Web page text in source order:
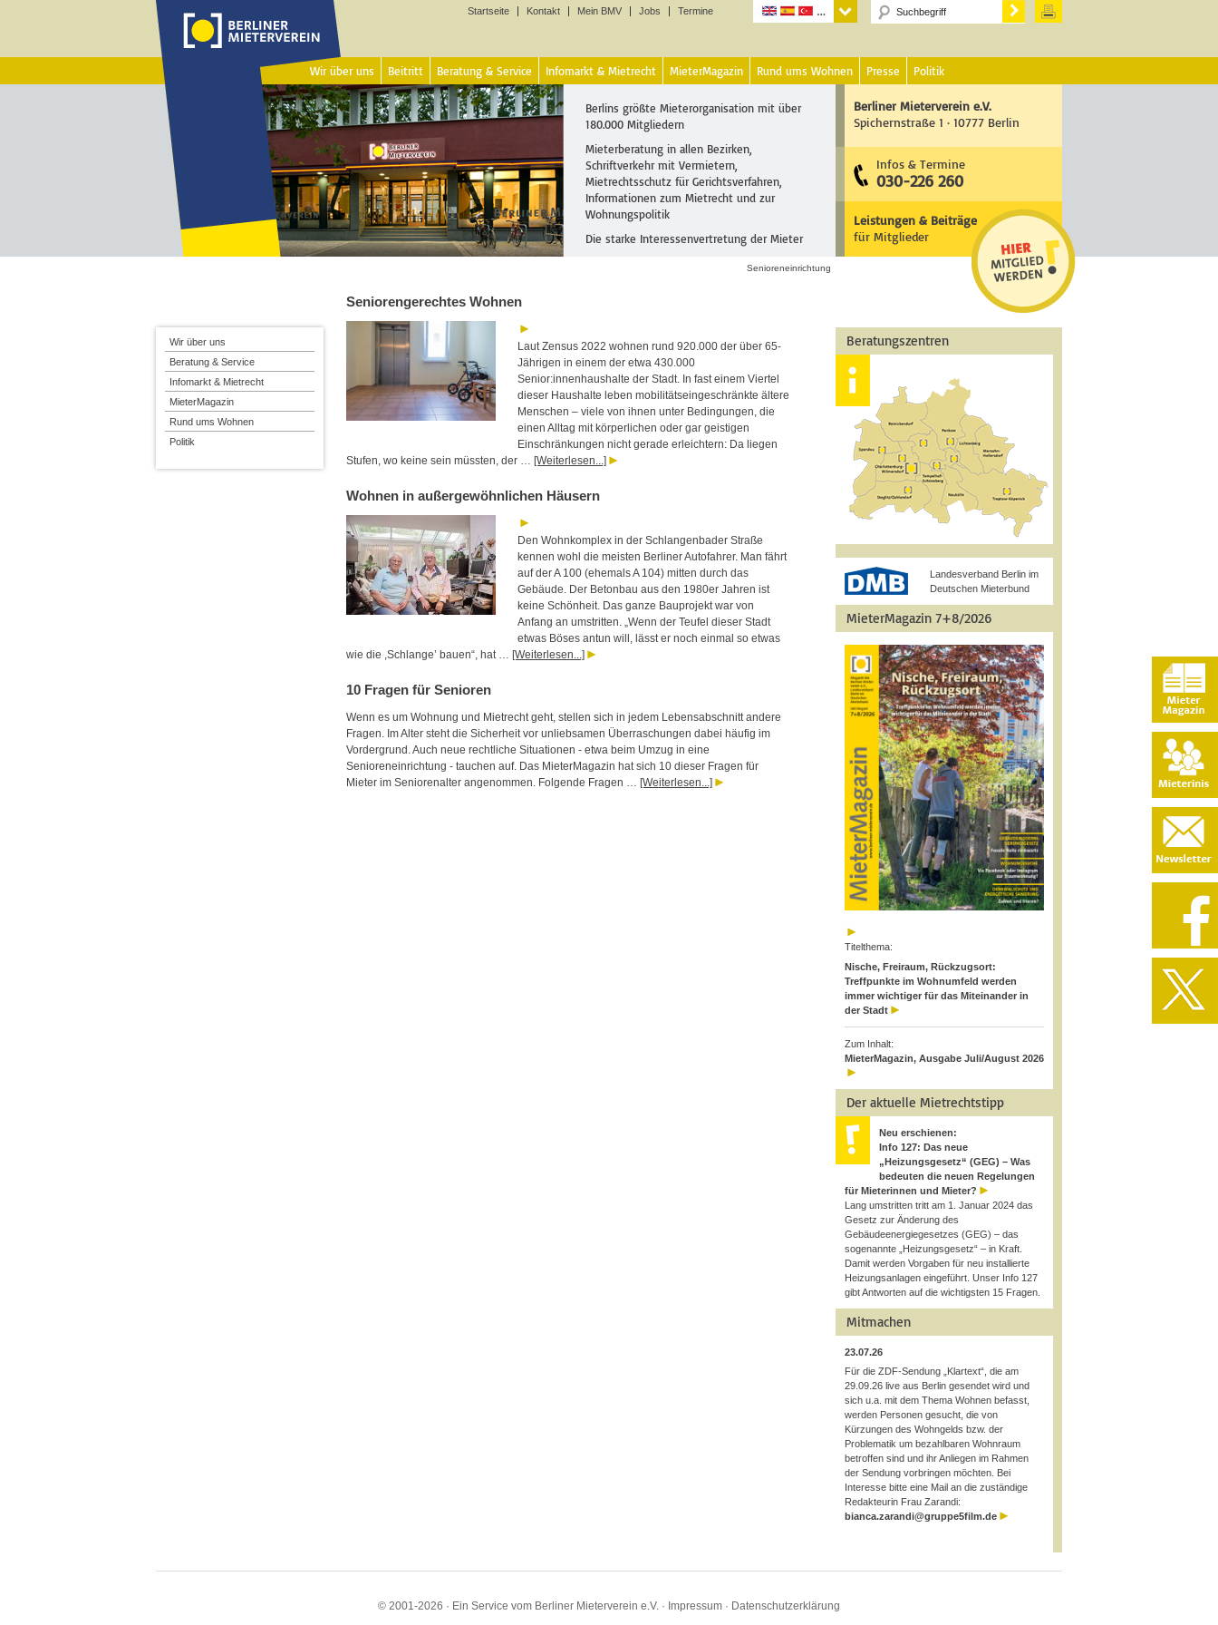
Startseite Kontakt Mein BMV Jobs Termine
Wir über uns Beitritt Beratung & Service Infomarkt & Mietrecht MieterMagazin Rund ums Wohnen Presse Politik
Berlins größte Mieterorganisation mit über
180.000 Mitgliedern
Mieterberatung in allen Bezirken,
Schriftverkehr mit Vermietern,
Mietrechtsschutz für Gerichtsverfahren,
Informationen zum Mietrecht und zur
Wohnungspolitik
Die starke Interessenvertretung der Mieter
Berliner Mieterverein e.V.
Spichernstraße 1 · 10777 Berlin
Infos & Termine
030-226 260
Leistungen & Beiträge
für Mitglieder
Senioreneinrichtung
Seniorengerechtes Wohnen
Laut Zensus 2022 wohnen rund 920.000 der über 65-
Jährigen in einem der etwa 430.000
Senior:innenhaushalte der Stadt. In fast einem Viertel
dieser Haushalte leben mobilitätseingeschränkte ältere
Menschen – viele von ihnen unter Bedingungen, die
einen Alltag mit körperlichen oder gar geistigen
Einschränkungen nicht gerade erleichtern: Da liegen
Stufen, wo keine sein müssten, der … [Weiterlesen...]
Wohnen in außergewöhnlichen Häusern
Den Wohnkomplex in der Schlangenbader Straße
kennen wohl die meisten Berliner Autofahrer. Man fährt
auf der A 100 (ehemals A 104) mitten durch das
Gebäude. Der Betonbau aus den 1980er Jahren ist
keine Schönheit. Das ganze Bauprojekt war von
Anfang an umstritten. „Wenn der Teufel dieser Stadt
etwas Böses antun will, lässt er noch einmal so etwas
wie die ,Schlange’ bauen“, hat … [Weiterlesen...]
10 Fragen für Senioren
Wenn es um Wohnung und Mietrecht geht, stellen sich in jedem Lebensabschnitt andere
Fragen. Im Alter steht die Sicherheit vor unliebsamen Überraschungen dabei häufig im
Vordergrund. Auch neue rechtliche Situationen - etwa beim Umzug in eine
Senioreneinrichtung - tauchen auf. Das MieterMagazin hat sich 10 dieser Fragen für
Mieter im Seniorenalter angenommen. Folgende Fragen … [Weiterlesen...]
Beratungszentren
Landesverband Berlin im
Deutschen Mieterbund
MieterMagazin 7+8/2026
Titelthema:
Nische, Freiraum, Rückzugsort:
Treffpunkte im Wohnumfeld werden
immer wichtiger für das Miteinander in
der Stadt
Zum Inhalt:
MieterMagazin, Ausgabe Juli/August 2026
Der aktuelle Mietrechtstipp
Neu erschienen:
Info 127: Das neue
„Heizungsgesetz“ (GEG) – Was
bedeuten die neuen Regelungen
für Mieterinnen und Mieter?
Lang umstritten tritt am 1. Januar 2024 das
Gesetz zur Änderung des
Gebäudeenergiegesetzes (GEG) – das
sogenannte „Heizungsgesetz“ – in Kraft.
Damit werden Vorgaben für neu installierte
Heizungsanlagen eingeführt. Unser Info 127
gibt Antworten auf die wichtigsten 15 Fragen.
Mitmachen
23.07.26
Für die ZDF-Sendung „Klartext“, die am
29.09.26 live aus Berlin gesendet wird und
sich u.a. mit dem Thema Wohnen befasst,
werden Personen gesucht, die von
Kürzungen des Wohngelds bzw. der
Problematik um bezahlbaren Wohnraum
betroffen sind und ihr Anliegen im Rahmen
der Sendung vorbringen möchten. Bei
Interesse bitte eine Mail an die zuständige
Redakteurin Frau Zarandi:
bianca.zarandi@gruppe5film.de
Wir über uns
Beratung & Service
Infomarkt & Mietrecht
MieterMagazin
Rund ums Wohnen
Politik
© 2001-2026 · Ein Service vom Berliner Mieterverein e.V. · Impressum · Datenschutzerklärung